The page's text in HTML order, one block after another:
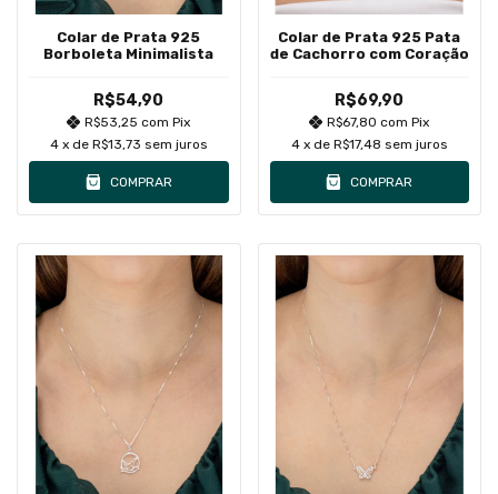
Colar de Prata 925
Borboleta Minimalista
R$54,90
R$53,25com Pix
4 x de R$13,73 sem juros
COMPRAR
Colar de Prata 925 Pata
de Cachorro com Coração
R$69,90
R$67,80com Pix
4 x de R$17,48 sem juros
COMPRAR